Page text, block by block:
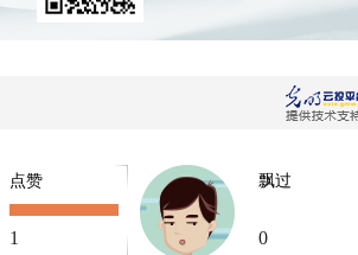
点赞
1
飘过
0